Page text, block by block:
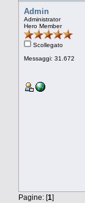
Admin
Administrator
Hero Member
Scollegato
Messaggi: 31.672
Pagine: [1]